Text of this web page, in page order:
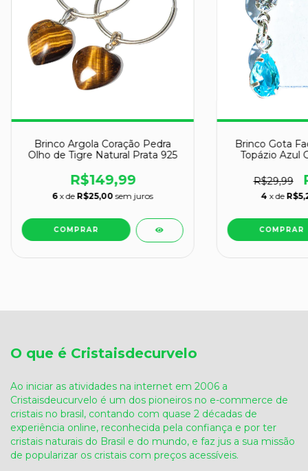
Brinco Argola Coração Pedra
Olho de Tigre Natural Prata 925
R$149,99
6 x de R$25,00 sem juros
Brinco Gota
Topázio Azul
R$29,99
4 x de
O que é Cristaisdecurvelo
Ao iniciar as atividades na internet em 2006 a
Cristaisdeucurvelo é um dos pioneiros no e-commerce de
cristais no brasil, contando com quase 2 décadas de
experiência online, reconhecida pela confiança e por ter
cristais naturais do Brasil e do mundo, e faz jus a sua missão
de popularizar os cristais com preços acessíveis.